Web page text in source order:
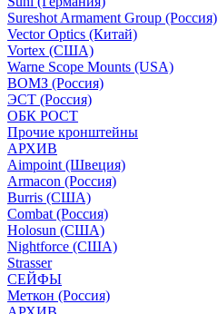
Sureshot Armament Group (Россия)
Vector Optics (Китай)
Vortex (США)
Warne Scope Mounts (USA)
ВОМЗ (Россия)
ЭСТ (Россия)
ОБК РОСТ
Прочие кронштейны
АРХИВ
Aimpoint (Швеция)
Armacon (Россия)
Burris (США)
Combat (Россия)
Holosun (США)
Nightforce (США)
Strasser
СЕЙФЫ
Меткон (Россия)